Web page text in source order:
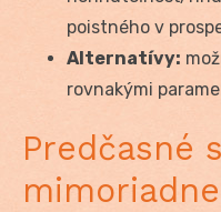
poistného v
Alternatívy:
rovnakými
Predčasné